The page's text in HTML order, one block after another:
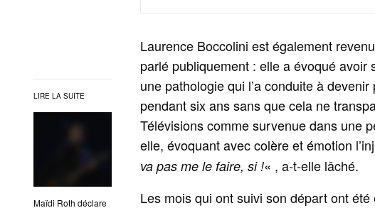
LIRE LA SUITE
Maïdi Roth déclare
Laurence Boccolini est également
parlé publiquement : elle a évoqué avoir
une pathologie qui l’a conduite à
pendant six ans sans que cela ne
Télévisions comme survenue dans une
elle, évoquant avec colère et émotion
va pas me le faire, si !« , a‑t‑elle lâché.
Les mois qui ont suivi son départ ont